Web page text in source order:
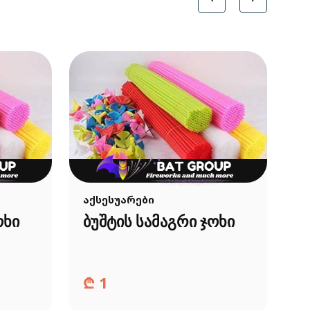
აქსესუარები
ბუშტის სამაგრი ჯოხი
₾ 1